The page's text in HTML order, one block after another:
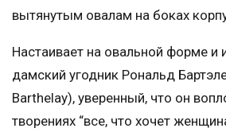
вытянутым овалам на боках
Настаивает на овальной форме и
дамский угодник Рональд
Barthelay), уверенный, что он
творениях “все, что хочет